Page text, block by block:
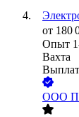
от 180
Опыт
Вахта
ООО